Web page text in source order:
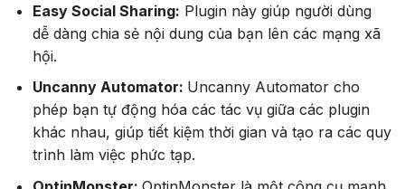
Easy Social Sharing: Plugin này giúp người dùng
dễ dàng chia sẻ nội dung của bạn lên các mạng xã
hội.
Uncanny Automator: Uncanny Automator cho
phép bạn tự động hóa các tác vụ giữa các plugin
khác nhau, giúp tiết kiệm thời gian và tạo ra các quy
trình làm việc phức tạp.